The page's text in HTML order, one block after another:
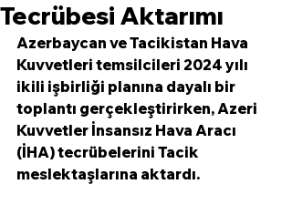
Tecrübesi Aktarımı
Azerbaycan ve Tacikistan Hava
Kuvvetleri temsilcileri 2024 yılı
ikili işbirliği planına dayalı bir
toplantı gerçekleştirirken, Azeri
Kuvvetler İnsansız Hava Aracı
(İHA) tecrübelerini Tacik
meslektaşlarına aktardı.